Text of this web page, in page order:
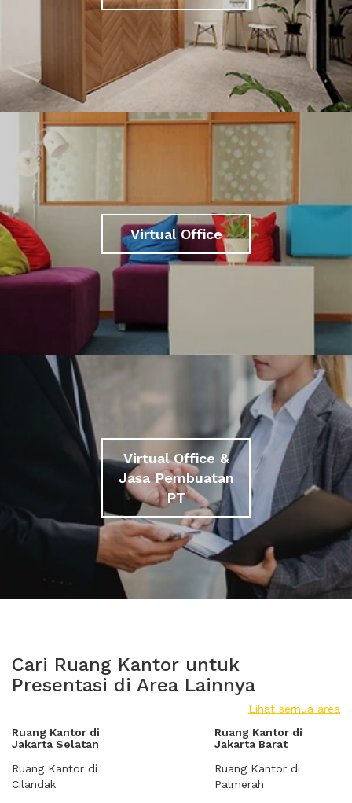
Virtual Office
Virtual Office &
Jasa Pembuatan
PT
Cari Ruang Kantor untuk
Presentasi di Area Lainnya
Lihat semua area
Ruang Kantor di
Jakarta Selatan
Ruang Kantor di
Cilandak
Ruang Kantor di
Jakarta Barat
Ruang Kantor di
Palmerah